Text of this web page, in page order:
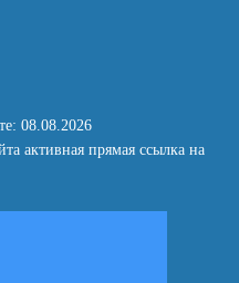
08.08.2026
активная прямая ссылка на